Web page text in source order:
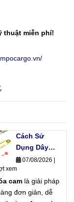
thuật miễn phí!
Cách Sử
Dụng Dây
Khóa Cam
Không Làm
Hỏng Hàng
Hóa
07/08/2026
xem
cam là giải pháp
đơn giản, dễ